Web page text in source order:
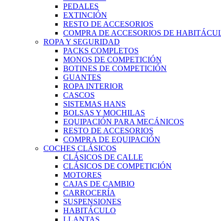
PEDALES
EXTINCIÓN
RESTO DE ACCESORIOS
COMPRA DE ACCESORIOS DE
ROPA Y SEGURIDAD
PACKS COMPLETOS
MONOS DE COMPETICIÓN
BOTINES DE COMPETICIÓN
GUANTES
ROPA INTERIOR
CASCOS
SISTEMAS HANS
BOLSAS Y MOCHILAS
EQUIPACIÓN PARA MECÁNICOS
RESTO DE ACCESORIOS
COMPRA DE EQUIPACIÓN
COCHES CLÁSICOS
CLÁSICOS DE CALLE
CLÁSICOS DE COMPETICIÓN
MOTORES
CAJAS DE CAMBIO
CARROCERÍA
SUSPENSIONES
HABITÁCULO
LLANTAS